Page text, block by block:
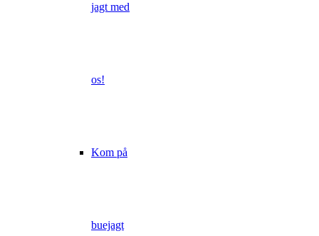
jagt med
os!
Kom på
buejagt